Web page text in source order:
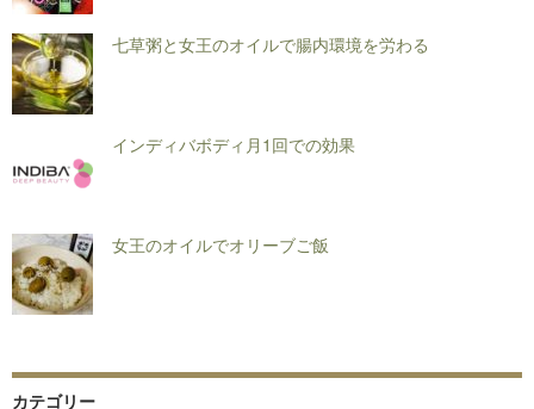
七草粥と女王のオイルで腸内環境を労わる
インディバボディ月1回での効果
女王のオイルでオリーブご飯
カテゴリー